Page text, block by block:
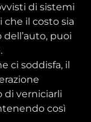
di sistemi
che il costo sia
puoi
ci soddisfa, il
di verniciarli
così